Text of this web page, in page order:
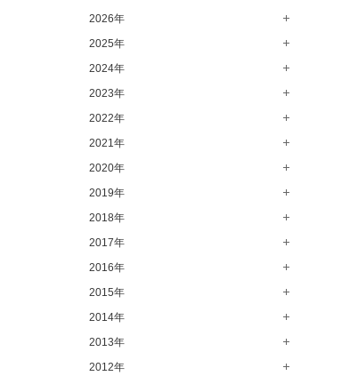
2026年
8月（11）
7月（64）
6月（58）
5月（62）
4月（55）
3月（64）
2月（50）
1月（58）
2025年
12月（65）
11月（56）
10月（67）
9月（50）
8月（67）
7月（68）
6月（59）
5月（59）
4月（57）
3月（63）
2024年
12月（71）
11月（61）
10月（60）
9月（57）
8月（64）
7月（66）
6月（63）
5月（67）
4月（75）
3月（61）
2023年
12月（71）
11月（61）
10月（66）
9月（53）
8月（67）
7月（73）
6月（72）
5月（77）
4月（89）
3月（69）
2022年
12月（72）
11月（77）
10月（74）
9月（75）
8月（80）
7月（68）
6月（83）
5月（71）
4月（79）
3月（78）
2021年
12月（69）
11月（83）
10月（64）
9月（62）
8月（61）
7月（69）
6月（69）
5月（79）
4月（1）
2020年
12月（63）
11月（59）
10月（60）
9月（58）
8月（67）
7月（60）
6月（74）
5月（44）
2019年
12月（64）
11月（70）
10月（71）
9月（68）
8月（92）
7月（102）
6月（6）
2018年
12月（80）
11月（70）
10月（68）
9月（72）
8月（73）
7月（64）
2017年
12月（66）
11月（69）
10月（66）
9月（64）
8月（71）
2016年
12月（78）
11月（91）
10月（74）
9月（79）
2015年
12月（71）
11月（62）
10月（66）
2014年
12月（74）
11月（65）
2013年
12月（18）
2012年